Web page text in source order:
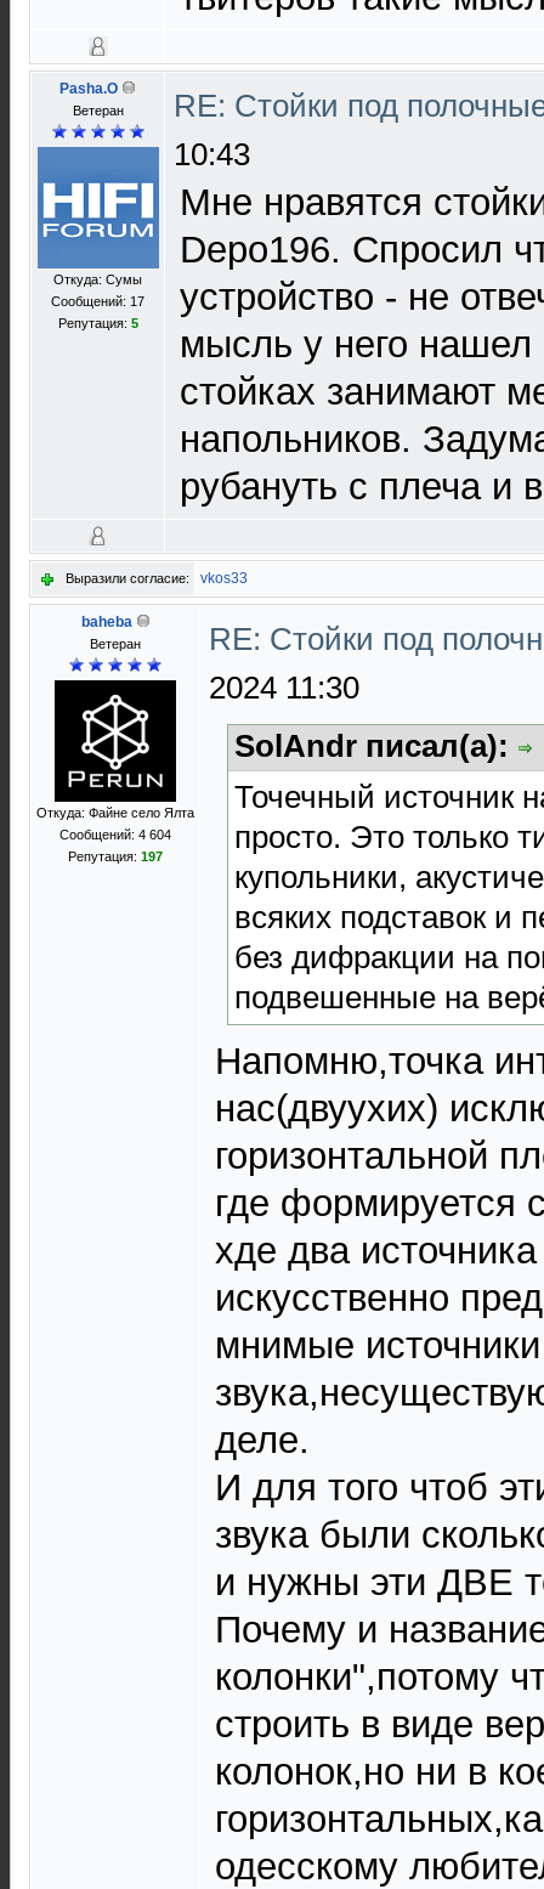
Pasha.O
Ветеран
Откуда: Сумы
Сообщений: 17
Репутация: 5
RE: Стойки под
10:43
Мне нравятся
Depo196. Спросил
устройство - не
мысль у него нашел
стойках занимают
напольников.
рубануть с плеча и
Выразили согласие: vkos33
baheba
Ветеран
Откуда: Файне село Ялта
Сообщений: 4 604
Репутация: 197
RE: Стойки под
2024 11:30
SolAndr писал(а):
Точечный источник
просто. Это только
купольники,
всяких подставок и
без дифракции на
подвешенные на
Напомню,точка
нас(двуухих)
горизонтальной
где формируется
хде два
искусственно
мнимые источники
деле.
И для того чтоб
звука были
и нужны эти ДВЕ
Почему и
колонки",потому
строить в виде
колонок,но ни в
одесскому